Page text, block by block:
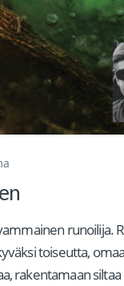
runoilija.
toiseutta,
rakentamaan siltaa